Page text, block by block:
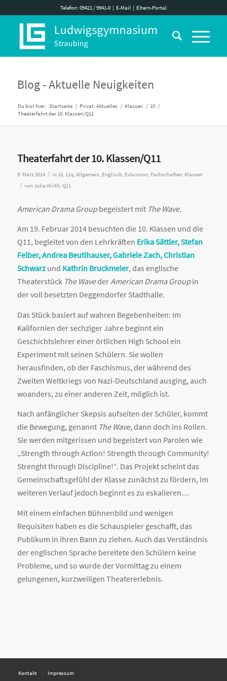
Telefon: 09421 / 9941-0| E-Mail| Eltern-Portal
Blog - Aktuelle Neuigkeiten
Du bist hier: Startseite / Privat: Aktuelles / Klassen / 10 /
Theaterfahrt der 10. Klassen/Q11
Theaterfahrt der 10. Klassen/Q11
9. März 2014 / in 10, 11q, Allgemein, Englisch, Exkursion, Fachschaften, Klassen
/ von Julia Wirth, Q11
American Drama Groupbegeistert mit The Wave.
Am 19. Februar 2014 besuchten die 10. Klassen und die
Q11, begleitet von den Lehrkräften Erika Sättler, Stefan
Felber, Andrea Beutlhauser, Gabriele Zach, Christian
Schwarzund Kathrin Bruckmeier, das englische
Theaterstück The WavederAmerican Drama Groupin
der voll besetzten Deggendorfer Stadthalle.
Das Stück basiert auf wahren Begebenheiten: Im
Kalifornien der sechziger Jahre beginnt ein
Geschichtslehrer einer örtlichen High School ein
Experiment mit seinen Schülern. Sie wollen
herausfinden, ob der Faschismus, der während des
Zweiten Weltkriegs von Nazi-Deutschland ausging, auch
woanders, zu einer anderen Zeit, möglich ist.
Nach anfänglicher Skepsis aufseiten der Schüler, kommt
die Bewegung, genannt The Wave, dann doch ins Rollen.
Sie werden mitgerissen und begeistert von Parolen wie
„Strength through Action! Strength through Community!
Strenght through Discipline!“. Das Projekt scheint das
Gemeinschaftsgefühl der Klasse zunächst zu fördern, im
weiteren Verlauf jedoch beginnt es zu eskalieren…
Mit einem einfachen Bühnenbild und wenigen
Requisiten haben es die Schauspieler geschafft, das
Publikum in ihren Bann zu ziehen. Auch das Verständnis
der englischen Sprache bereitete den Schülern keine
Probleme, und so wurde der Vormittag zu einem
gelungenen, kurzweiligen Theatererlebnis.
Kontakt Impressum